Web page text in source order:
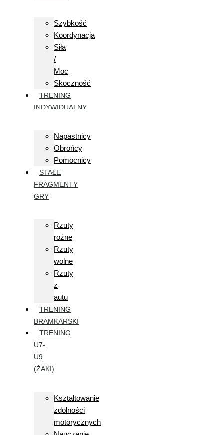
Szybkość
Koordynacja
Siła
/
Moc
Skoczność
TRENING
INDYWIDUALNY
Napastnicy
Obrońcy
Pomocnicy
STAŁE
FRAGMENTY
GRY
Rzuty
rożne
Rzuty
wolne
Rzuty
z
autu
TRENING
BRAMKARSKI
TRENING
U7-
U9
(ŻAKI)
Kształtowanie
zdolności
motorycznych